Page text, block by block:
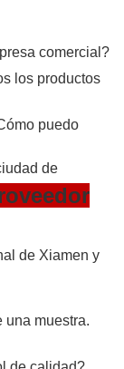
comercial?
los productos
puedo
de
de Xiamen y
una muestra.